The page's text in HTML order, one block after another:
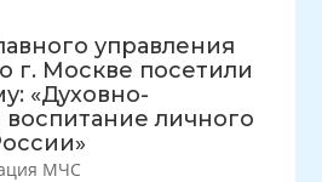
управления
г. Москве посетили
«Духовно-
личного
МЧС